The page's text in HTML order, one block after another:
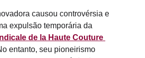
causou controvérsia e
expulsão temporária da
de la Haute Couture
entanto, seu pioneirismo